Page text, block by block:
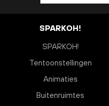
SPARKOH!
SPARKOH!
Tentoonstellingen
Animaties
Buitenruimtes